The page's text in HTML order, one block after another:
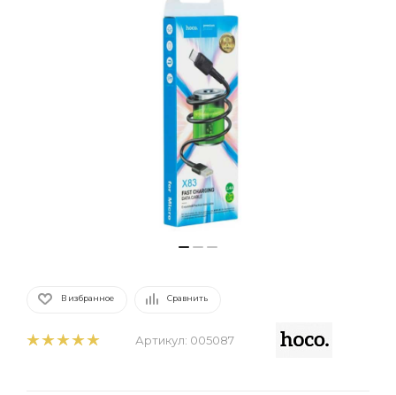
В избранное Сравнить
Артикул: 005087